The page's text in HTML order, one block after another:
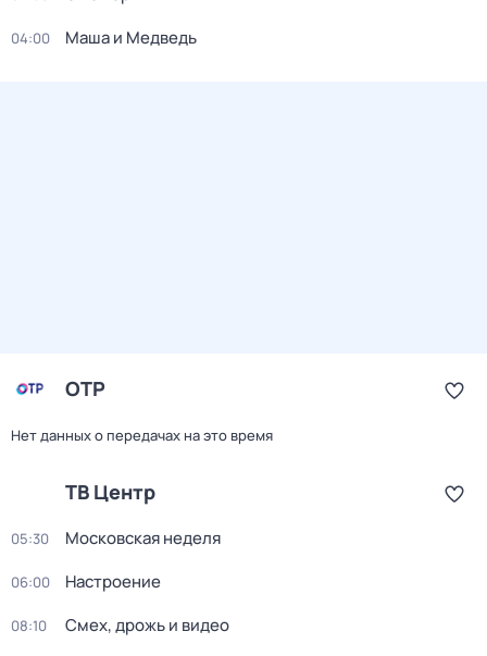
04:00 Маша и Медведь
ОТР
Нет данных о передачах на это время
ТВ Центр
05:30 Московская неделя
06:00 Настроение
08:10 Смех, дрожь и видео